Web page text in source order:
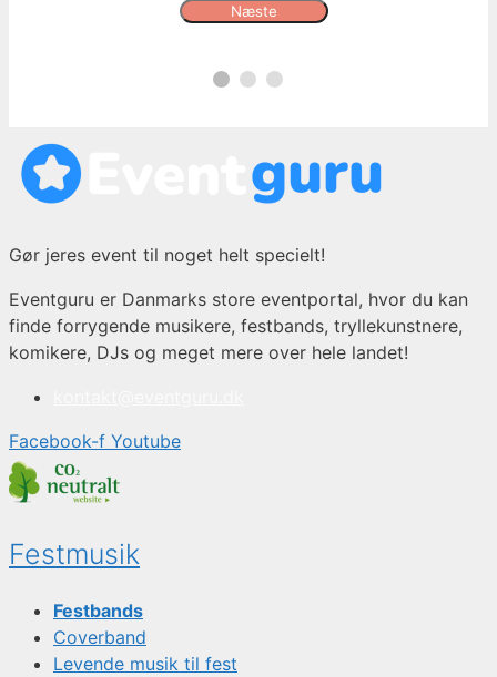
Næste
Gør jeres event til noget helt specielt!
Eventguru er Danmarks store eventportal, hvor du kan
finde forrygende musikere, festbands, tryllekunstnere,
komikere, DJs og meget mere over hele landet!
Facebook-f Youtube
Festmusik
Festbands
Coverband
Levende musik til fest